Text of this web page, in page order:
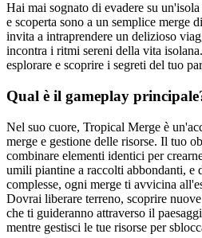
Hai mai sognato di evadere su
e scoperta sono a un semplice merge
invita a intraprendere un delizioso
incontra i ritmi sereni della vita
esplorare e scoprire i segreti del tuo
Qual è il gameplay
Nel suo cuore, Tropical Merge è
merge e gestione delle risorse. Il tuo
combinare elementi identici per
umili piantine a raccolti abbondanti, e
complesse, ogni merge ti avvicina
Dovrai liberare terreno, scoprire
che ti guideranno attraverso il
mentre gestisci le tue risorse per